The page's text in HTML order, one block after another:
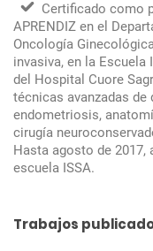
Certificado como
APRENDIZ en el
Oncología
invasiva, en la
del Hospital Cuore
técnicas avanzadas
endometriosis,
cirugía
Hasta agosto de
escuela ISSA.
Trabajos